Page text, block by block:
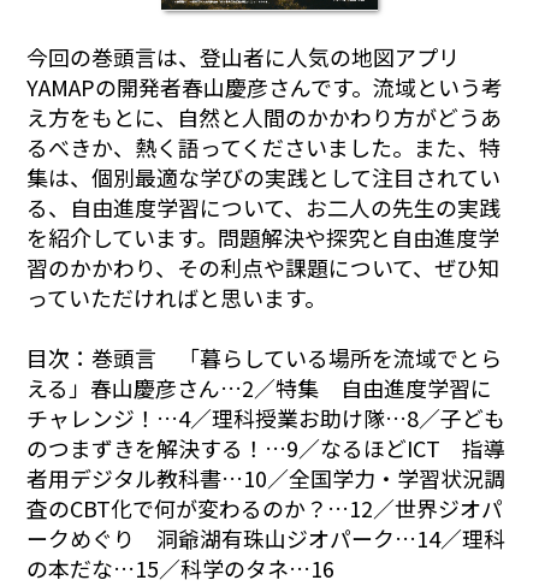
今回の巻頭言は、登山者に人気の地図アプリ
YAMAPの開発者春山慶彦さんです。流域という考
え方をもとに、自然と人間のかかわり方がどうあ
るべきか、熱く語ってくださいました。また、特
集は、個別最適な学びの実践として注目されてい
る、自由進度学習について、お二人の先生の実践
を紹介しています。問題解決や探究と自由進度学
習のかかわり、その利点や課題について、ぜひ知
っていただければと思います。
目次：巻頭言 「暮らしている場所を流域でとら
える」春山慶彦さん…2／特集 自由進度学習に
チャレンジ！…4／理科授業お助け隊…8／子ども
のつまずきを解決する！…9／なるほどICT 指導
者用デジタル教科書…10／全国学力・学習状況調
査のCBT化で何が変わるのか？…12／世界ジオパ
ークめぐり 洞爺湖有珠山ジオパーク…14／理科
の本だな…15／科学のタネ…16